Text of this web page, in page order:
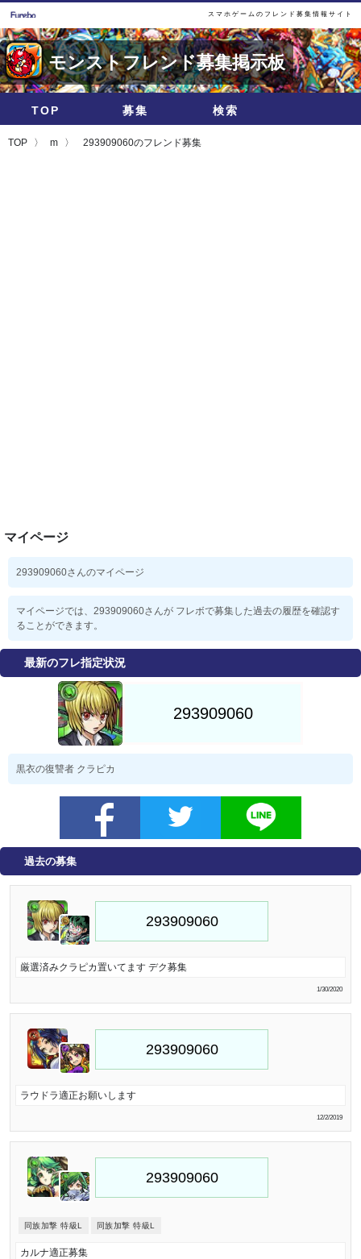
スマホゲームのフレンド募集情報サイト
モンストフレンド募集掲示板
TOP 募集 検索
TOP m 293909060のフレンド募集
マイページ
293909060さんのマイページ
マイページでは、293909060さんが フレボで募集した過去の履歴を確認す
ることができます。
最新のフレ指定状況
黒衣の復讐者 クラピカ
過去の募集
厳選済みクラピカ置いてます デク募集
1/30/2020
ラウドラ適正お願いします
12/2/2019
同族加撃 特級L 同族加撃 特級L
カルナ適正募集